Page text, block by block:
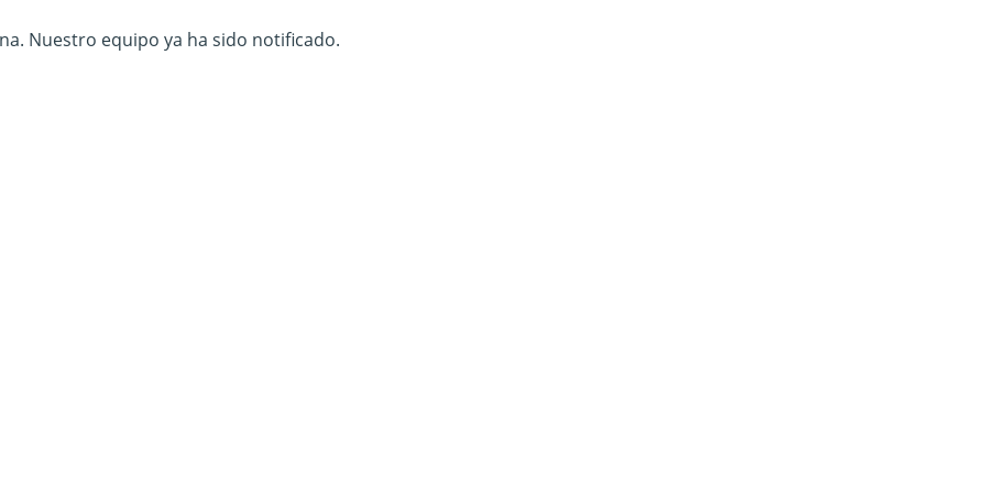
Nuestro equipo ya ha sido notificado.